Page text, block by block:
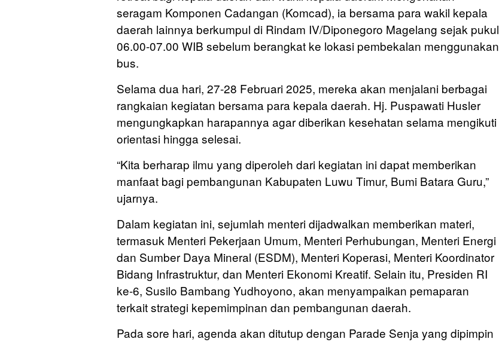
seragam Komponen Cadangan (Komcad), ia bersama para wakil kepala
daerah lainnya berkumpul di Rindam IV/Diponegoro Magelang sejak pukul
06.00-07.00 WIB sebelum berangkat ke lokasi pembekalan menggunakan
bus.
Selama dua hari, 27-28 Februari 2025, mereka akan menjalani berbagai
rangkaian kegiatan bersama para kepala daerah. Hj. Puspawati Husler
mengungkapkan harapannya agar diberikan kesehatan selama mengikuti
orientasi hingga selesai.
“Kita berharap ilmu yang diperoleh dari kegiatan ini dapat memberikan
manfaat bagi pembangunan Kabupaten Luwu Timur, Bumi Batara Guru,”
ujarnya.
Dalam kegiatan ini, sejumlah menteri dijadwalkan memberikan materi,
termasuk Menteri Pekerjaan Umum, Menteri Perhubungan, Menteri Energi
dan Sumber Daya Mineral (ESDM), Menteri Koperasi, Menteri Koordinator
Bidang Infrastruktur, dan Menteri Ekonomi Kreatif. Selain itu, Presiden RI
ke-6, Susilo Bambang Yudhoyono, akan menyampaikan pemaparan
terkait strategi kepemimpinan dan pembangunan daerah.
Pada sore hari, agenda akan ditutup dengan Parade Senja yang dipimpin